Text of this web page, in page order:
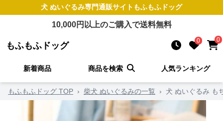
犬 ぬいぐるみ専門通販サイト もふもふドッグ
10,000円以上のご購入で送料無料
もふもふドッグ 0 0
新着商品 商品を検索 人気ランキング
もふもふドッグ TOP › 柴犬 ぬいぐるみの一覧 › 犬 ぬいぐるみ も